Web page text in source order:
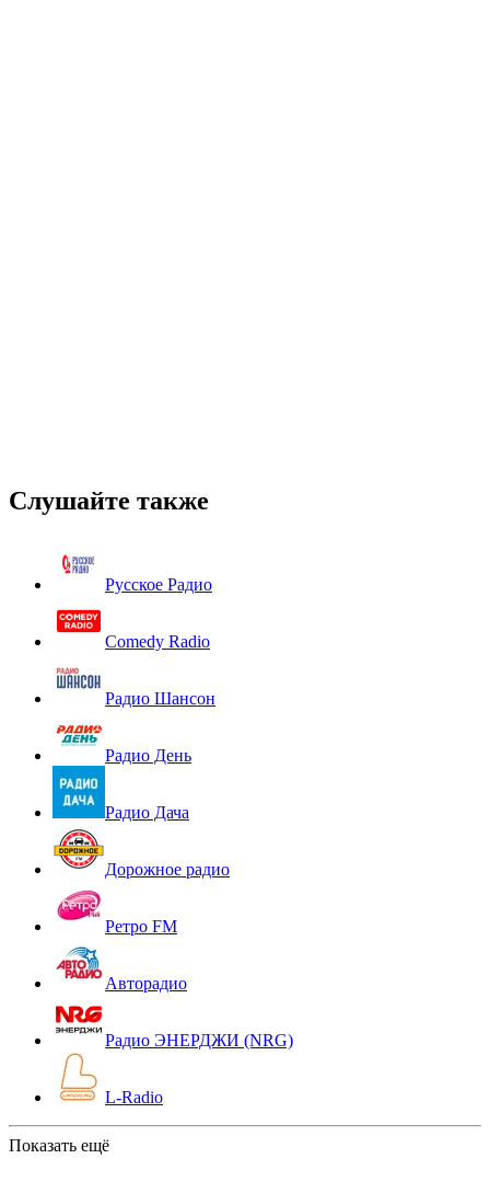
Слушайте также
Русское Радио
Comedy Radio
Радио Шансон
Радио День
Радио Дача
Дорожное радио
Ретро FM
Авторадио
Радио ЭНЕРДЖИ (NRG)
L-Radio
Показать ещё